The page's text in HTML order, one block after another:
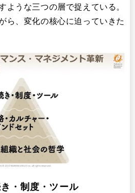
ような三つの層で捉えている。
ら、変化の核心に迫っていきた
・制度・ツール